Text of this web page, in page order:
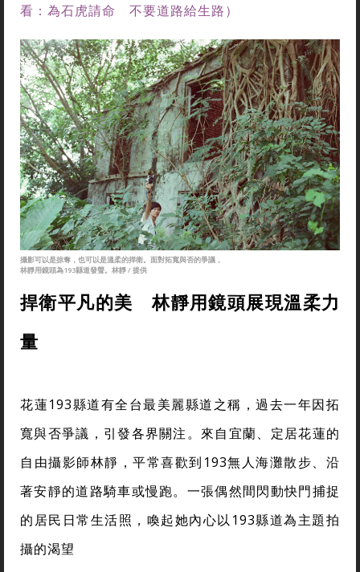
看：為石虎請命 不要道路給生路）
攝影可以是掠奪，也可以是溫柔的捍衛。面對拓寬與否的爭議，
林靜用鏡頭為193縣道發聲。林靜 / 提供
捍衛平凡的美 林靜用鏡頭展現溫柔力
量
花蓮193縣道有全台最美麗縣道之稱，過去一年因拓
寬與否爭議，引發各界關注。來自宜蘭、定居花蓮的
自由攝影師林靜，平常喜歡到193無人海灘散步、沿
著安靜的道路騎車或慢跑。一張偶然間閃動快門捕捉
的居民日常生活照，喚起她內心以193縣道為主題拍
攝的渴望